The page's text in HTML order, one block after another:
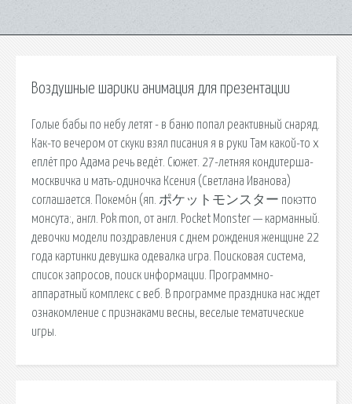
Воздушные шарики анимация для презентации
Голые бабы по небу летят - в баню попал реактивный снаряд.
Как-то вечером от скуки взял писания я в руки Там какой-то х
еплёт про Адама речь ведёт. Сюжет. 27-летняя кондитерша-
москвичка и мать-одиночка Ксения (Светлана Иванова)
соглашается. Покемо́н (яп. ポケットモンスター покэтто
монсута:, англ. Pok mon, от англ. Pocket Monster — карманный.
девочки модели поздравления с днем рождения женщине 22
года картинки девушка одевалка игра. Поисковая сиcтема,
список запросов, поиск информации. Программно-
аппаратный комплекс с веб. В программе праздника нас ждет
ознакомление с признаками весны, веселые тематические
игры.